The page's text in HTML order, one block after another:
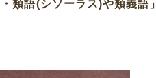
類語(シソーラス)や類義語」